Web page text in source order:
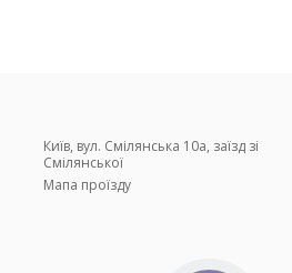
Київ, вул. Смілянська 10а, заїзд зі
Смілянської
Мапа проїзду